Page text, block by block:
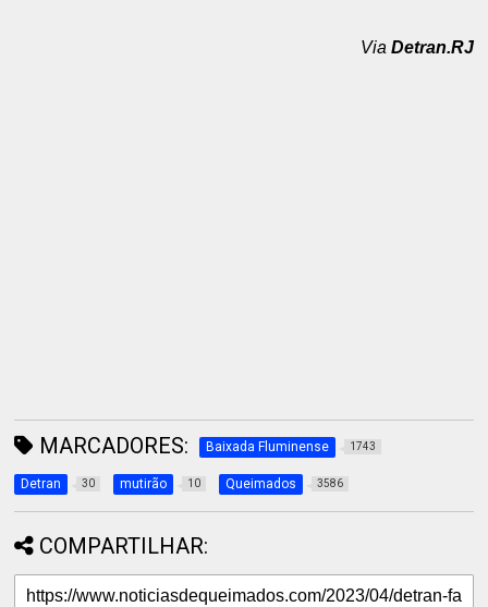
Via Detran.RJ
MARCADORES: Baixada Fluminense 1743
Detran 30 mutirão 10 Queimados 3586
COMPARTILHAR: